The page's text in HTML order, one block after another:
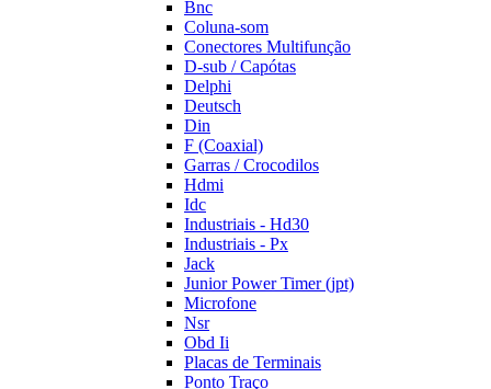
Bnc
Coluna-som
Conectores Multifunção
D-sub / Capótas
Delphi
Deutsch
Din
F (Coaxial)
Garras / Crocodilos
Hdmi
Idc
Industriais - Hd30
Industriais - Px
Jack
Junior Power Timer (jpt)
Microfone
Nsr
Obd Ii
Placas de Terminais
Ponto Traço